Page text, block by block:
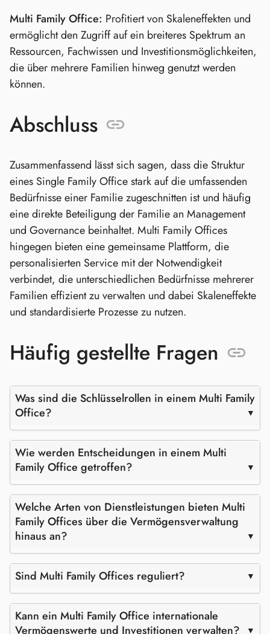
Multi Family Office: Profitiert von Skaleneffekten und
ermöglicht den Zugriff auf ein breiteres Spektrum an
Ressourcen, Fachwissen und Investitionsmöglichkeiten,
die über mehrere Familien hinweg genutzt werden
können.
Abschluss
Zusammenfassend lässt sich sagen, dass die Struktur
eines Single Family Office stark auf die umfassenden
Bedürfnisse einer Familie zugeschnitten ist und häufig
eine direkte Beteiligung der Familie an Management
und Governance beinhaltet. Multi Family Offices
hingegen bieten eine gemeinsame Plattform, die
personalisierten Service mit der Notwendigkeit
verbindet, die unterschiedlichen Bedürfnisse mehrerer
Familien effizient zu verwalten und dabei Skaleneffekte
und standardisierte Prozesse zu nutzen.
Häufig gestellte Fragen
Was sind die Schlüsselrollen in einem Multi Family
Office?
Wie werden Entscheidungen in einem Multi
Family Office getroffen?
Welche Arten von Dienstleistungen bieten Multi
Family Offices über die Vermögensverwaltung
hinaus an?
Sind Multi Family Offices reguliert?
Kann ein Multi Family Office internationale
Vermögenswerte und Investitionen verwalten?